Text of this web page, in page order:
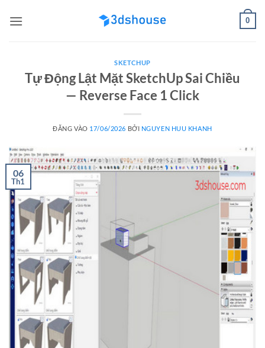
qua
0
SKETCHUP
Tự Động Lật Mặt SketchUp Sai Chiều
— Reverse Face 1 Click
ĐĂNG VÀO 17/06/2026 BỞI NGUYEN HUU KHANH
06
Th1